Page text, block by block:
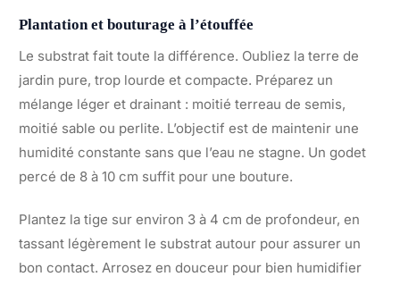
Plantation et bouturage à l’étouffée
Le substrat fait toute la différence. Oubliez la terre de
jardin pure, trop lourde et compacte. Préparez un
mélange léger et drainant : moitié terreau de semis,
moitié sable ou perlite. L’objectif est de maintenir une
humidité constante sans que l’eau ne stagne. Un godet
percé de 8 à 10 cm suffit pour une bouture.
Plantez la tige sur environ 3 à 4 cm de profondeur, en
tassant légèrement le substrat autour pour assurer un
bon contact. Arrosez en douceur pour bien humidifier